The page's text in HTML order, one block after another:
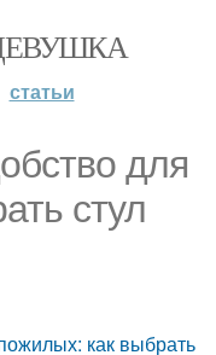
статьи
для
стул
как выбрать